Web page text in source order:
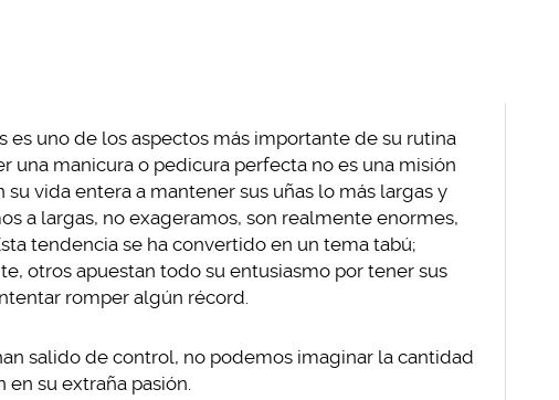
es uno de los aspectos más importante de su rutina
una manicura o pedicura perfecta no es una misión
vida entera a mantener sus uñas lo más largas y
a largas, no exageramos, son realmente enormes,
tendencia se ha convertido en un tema tabú;
otros apuestan todo su entusiasmo por tener sus
romper algún récord.
salido de control, no podemos imaginar la cantidad
su extraña pasión.